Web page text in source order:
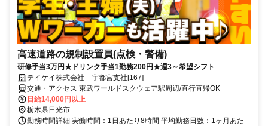
高速道路の規制設置員(点検・警備)
研修手当3万円★ドリンク手当1勤務200円★週3～希望シフト
テイケイ株式会社 宇都宮支社[167]
交通・アクセス 東武ワールドスクウェア駅周辺/直行直帰OK
日給14,000円以上
栃木県日光市
勤務時間詳細 実働時間：1日あたり8時間 平均勤務日数：1ヶ月あた